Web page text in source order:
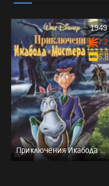
Приключения Икабода и мистера Тоада
1949
7.2
6.8